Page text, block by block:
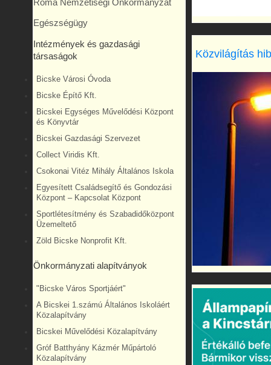
Roma Nemzetiségi Önkormányzat
Egészségügy
Intézmények és gazdasági
társaságok
Bicske Városi Óvoda
Bicske Építő Kft.
Bicskei Egységes Művelődési Központ
és Könyvtár
Bicskei Gazdasági Szervezet
Collect Viridis Kft.
Csokonai Vitéz Mihály Általános Iskola
Egyesített Családsegítő és Gondozási
Központ – Kapcsolat Központ
Sportlétesítmény és Szabadidőközpont
Üzemeltető
Zöld Bicske Nonprofit Kft.
Önkormányzati alapítványok
"Bicske Város Sportjáért"
A Bicskei 1.számú Általános Iskoláért
Közalapítvány
Bicskei Művelődési Közalapítvány
Gróf Batthyány Kázmér Műpártoló
Közalapítvány
Közvilágítás